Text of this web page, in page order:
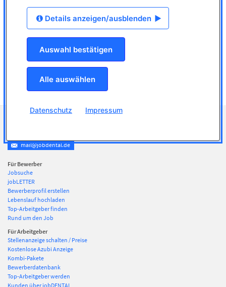
Lesen Sie interessante Beiträge zu den Themen
Bewerbung, Team, Motivation…
mail@jobdental.de
Für Bewerber
Jobsuche
jobLETTER
Bewerberprofil erstellen
Lebenslauf hochladen
Top-Arbeitgeber finden
Rund um den Job
Für Arbeitgeber
Stellenanzeige schalten / Preise
Kostenlose Azubi Anzeige
Kombi-Pakete
Bewerberdatenbank
Top-Arbeitgeber werden
Kunden über jobDENTAL
Details anzeigen/ausblenden
Auswahl bestätigen
Alle auswählen
Datenschutz Impressum